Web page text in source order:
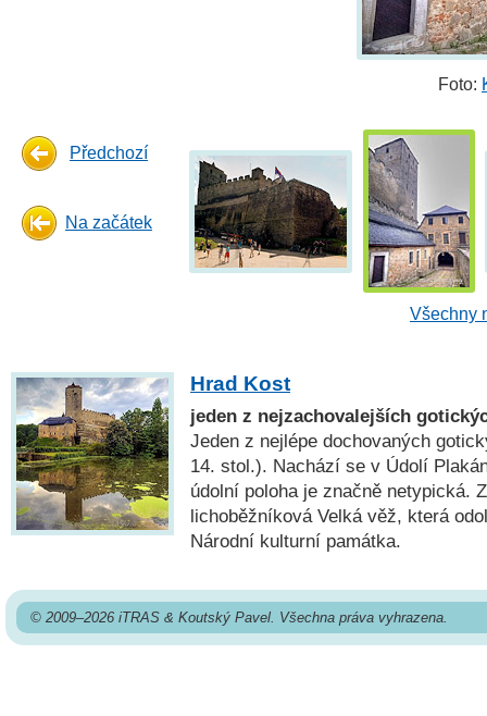
Foto:
Předchozí
Na začátek
Všechny
Hrad Kost
jeden z nejzachovalejších
Jeden z nejlépe dochovaných
14. stol.). Nachází se v Údolí
údolní poloha je značně netypická.
lichoběžníková Velká věž, která
Národní kulturní památka.
© 2009–2026 iTRAS & Koutský Pavel. Všechna práva vyhrazena.